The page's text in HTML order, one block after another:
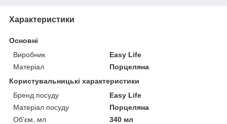
Характеристики
Основні
Виробник
Easy Life
Матеріал
Порцеляна
Користувальницькі характеристики
Бренд посуду
Easy Life
Матеріал посуду
Порцеляна
Об'єм, мл
340 мл